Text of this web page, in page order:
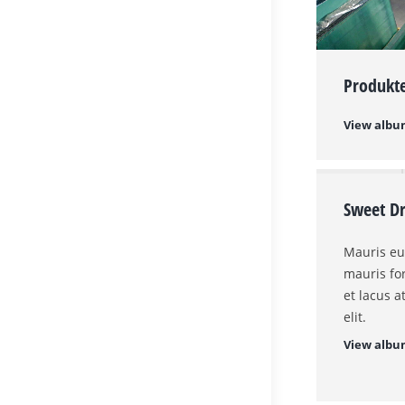
View
Sweet
Mauris
mauris
et lacus
elit.
View